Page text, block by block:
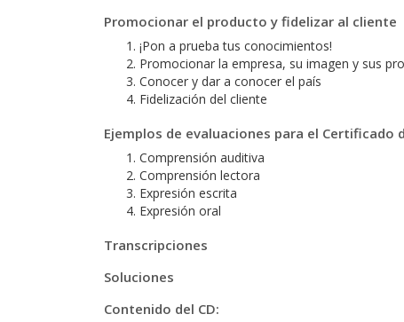
Promocionar el producto y fidelizar al cliente
¡Pon a prueba tus conocimientos!
Promocionar la empresa, su imagen y sus
Conocer y dar a conocer el país
Fidelización del cliente
Ejemplos de evaluaciones para el Certificado
Comprensión auditiva
Comprensión lectora
Expresión escrita
Expresión oral
Transcripciones
Soluciones
Contenido del CD: